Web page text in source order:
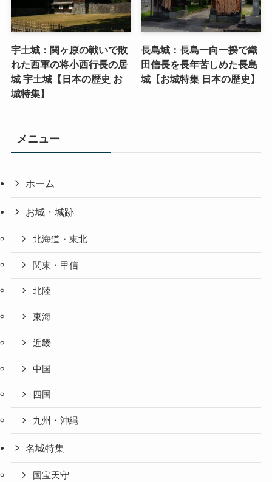
宇土城：関ヶ原の戦いで敗
れた西軍の将小西行長の居
城 宇土城【日本の歴史 お
城特集】
長島城：長島一向一揆で織
田信長を長年苦しめた長島
城【お城特集 日本の歴史】
メニュー
ホーム
お城・城跡
北海道・東北
関東・甲信
北陸
東海
近畿
中国
四国
九州・沖縄
名城特集
国宝天守